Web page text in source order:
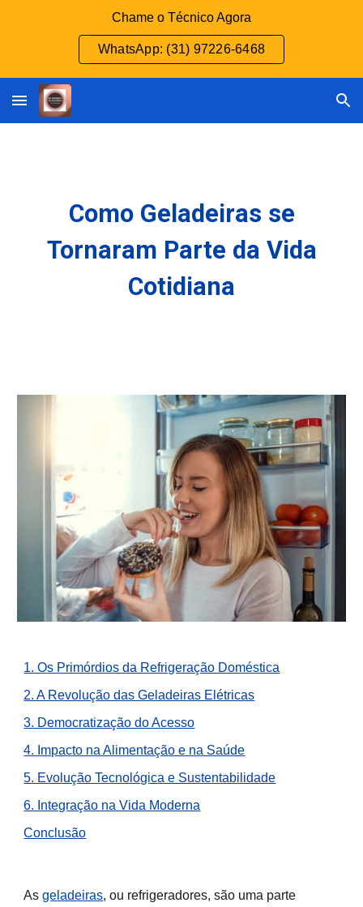
Chame o Técnico Agora
WhatsApp: (31) 97226-6468
Como Geladeiras se
Tornaram Parte da Vida
Cotidiana
1. Os Primórdios da Refrigeração Doméstica
2. A Revolução das Geladeiras Elétricas
3. Democratização do Acesso
4. Impacto na Alimentação e na Saúde
5. Evolução Tecnológica e Sustentabilidade
6. Integração na Vida Moderna
Conclusão
Asgeladeiras, ou refrigeradores, são uma parte